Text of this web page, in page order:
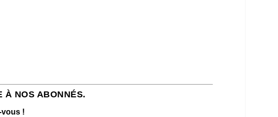
À NOS ABONNÉS.
!